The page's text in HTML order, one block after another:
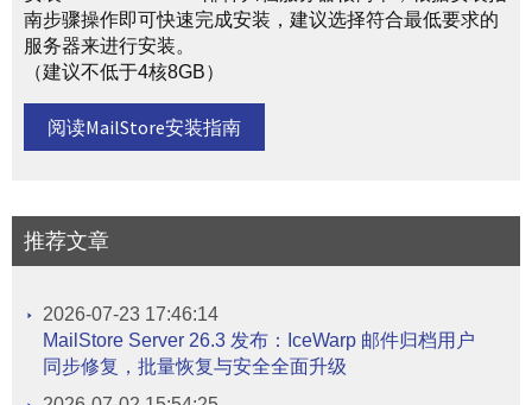
南步骤操作即可快速完成安装，建议选择符合最低要求的
服务器来进行安装。
（建议不低于4核8GB）
阅读MailStore安装指南
推荐文章
2026-07-23 17:46:14
MailStore Server 26.3 发布：IceWarp 邮件归档用户
同步修复，批量恢复与安全全面升级